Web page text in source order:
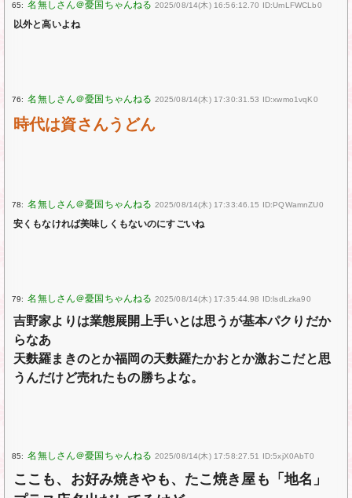
65: 2025/08/14(木) 16:56:12.70 ID:UmLFWCLb0
以外と高いよね
76: 2025/08/14(木) 17:30:31.53 ID:xwmo1vqK0
時代は資さんうどん
78: 2025/08/14(木) 17:33:46.15 ID:PQWamnZU0
安くもなければ美味しくもないのにすごいね
79: 2025/08/14(木) 17:35:44.98 ID:lsdLzka90
吉野家よりは業態展開上手いとは思うが基本パクりだか
らなあ
天麩羅まきのとか福岡の天麩羅たかおとか激おこだと思
うんだけど売れたもの勝ちよな。
85: 2025/08/14(木) 17:58:27.51 ID:5xjX0AbT0
ここも、お好み焼きやも、たこ焼き屋も「地名」